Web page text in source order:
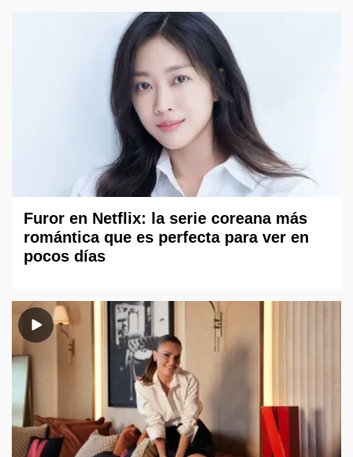
Furor en Netflix: la serie coreana más
romántica que es perfecta para ver en
pocos días